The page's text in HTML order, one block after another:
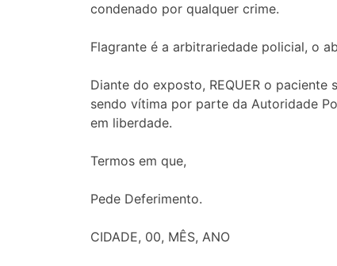
condenado por qualquer crime.
Flagrante é a arbitrariedade policial, o
Diante do exposto, REQUER o paciente
sendo vítima por parte da Autoridade
em liberdade.
Termos em que,
Pede Deferimento.
CIDADE, 00, MÊS, ANO